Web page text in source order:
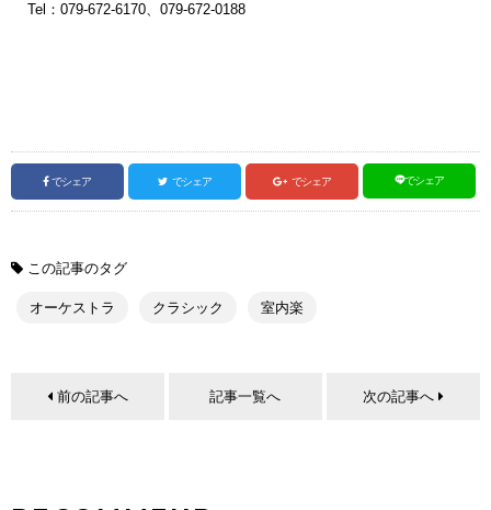
Tel：079-672-6170、079-672-0188
でシェア でシェア でシェア でシェア
この記事のタグ
オーケストラ クラシック 室内楽
前の記事へ 記事一覧へ 次の記事へ